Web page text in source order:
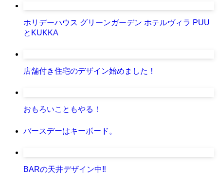
ホリデーハウス グリーンガーデン ホテルヴィラ PUU
とKUKKA
店舗付き住宅のデザイン始めました！
おもろいこともやる！
バースデーはキーボード。
BARの天井デザイン中‼